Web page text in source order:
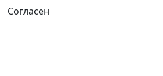
Согласен